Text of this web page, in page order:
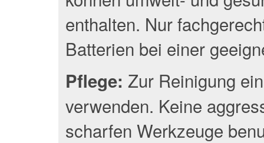
enthalten. Nur
Batterien bei einer
Pflege: Zur Reinigung
verwenden. Keine
scharfen Werkzeuge